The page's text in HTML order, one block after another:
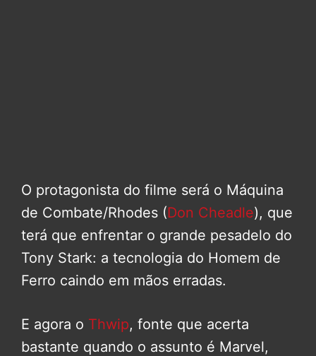
O protagonista do filme será o Máquina
de Combate/Rhodes (Don Cheadle), que
terá que enfrentar o grande pesadelo do
Tony Stark: a tecnologia do Homem de
Ferro caindo em mãos erradas.
E agora o Thwip, fonte que acerta
bastante quando o assunto é Marvel,